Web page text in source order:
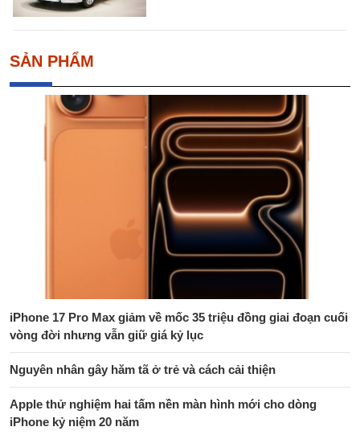
SẢN PHẨM
iPhone 17 Pro Max giảm về mốc 35 triệu đồng giai đoạn cuối
vòng đời nhưng vẫn giữ giá kỷ lục
Nguyên nhân gây hăm tã ở trẻ và cách cải thiện
Apple thử nghiệm hai tấm nền màn hình mới cho dòng
iPhone kỷ niệm 20 năm